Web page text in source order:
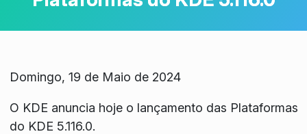
Domingo, 19 de Maio de 2024
O KDE anuncia hoje o lançamento das Plataformas
do KDE 5.116.0.